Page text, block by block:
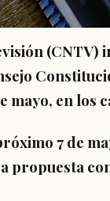
mayo, en los
7 de
propuesta